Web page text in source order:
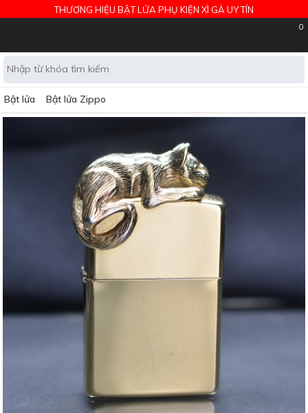
THƯƠNG HIỆU BẬT LỬA PHỤ KIỆN XÌ GÀ UY TÍN
0
Bật lửa Bật lửa Zippo